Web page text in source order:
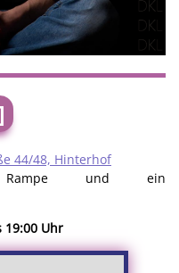
44/48, Hinterhof
und ein
19:00 Uhr